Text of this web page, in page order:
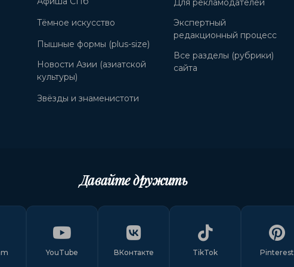
Тёмное искусство
Пышные формы (plus-size)
Новости Азии (азиатской
культуры)
Звёзды и знаменистоти
Для рекламодателей
Экспертный
редакционный процесс
Все разделы (рубрики)
сайта
Давайте дружить
YouTube ВКонтакте TikTok Pinterest